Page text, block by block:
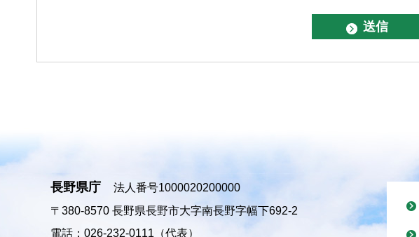
長野県庁
法人番号1000020200000
〒380-8570 長野県長野市大字南長野字幅下692-2
電話：026-232-0111（代表）